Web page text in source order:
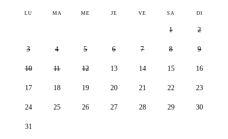
LU MA ME JE VE SA DI
1 2
3 4 5 6 7 8 9
10 11 12 13 14 15 16
17 18 19 20 21 22 23
24 25 26 27 28 29 30
31